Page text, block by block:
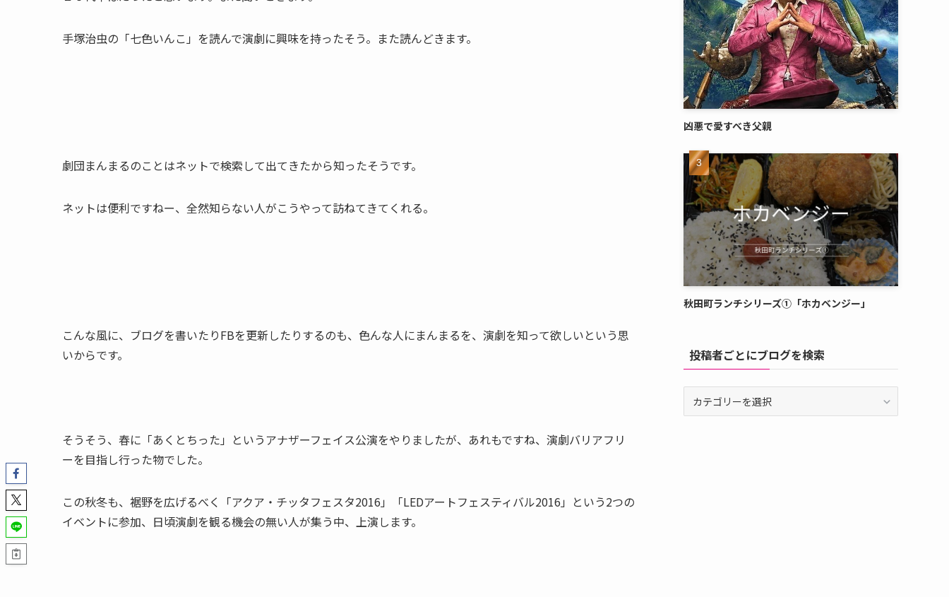
手塚治虫の「七色いんこ」を読んで演劇に興味を持ったそう。また読んどきます。
劇団まんまるのことはネットで検索して出てきたから知ったそうです。
ネットは便利ですねー、全然知らない人がこうやって訪ねてきてくれる。
こんな風に、ブログを書いたりFBを更新したりするのも、色んな人にまんまるを、演劇を知って欲しいという思
いからです。
そうそう、春に「あくとちった」というアナザーフェイス公演をやりましたが、あれもですね、演劇バリアフリ
ーを目指し行った物でした。
この秋冬も、裾野を広げるべく「アクア・チッタフェスタ2016」「LEDアートフェスティバル2016」という2つの
イベントに参加、日頃演劇を観る機会の無い人が集う中、上演します。
凶悪で愛すべき父親
秋田町ランチシリーズ①「ホカベンジー」
投稿者ごとにブログを検索